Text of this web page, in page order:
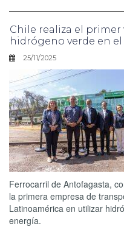
Chile realiza el
hidrógeno verde en
25/11/2025
Ferrocarril de Antofagasta,
la primera empresa de
Latinoamérica en utilizar
energía.